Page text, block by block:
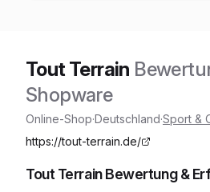
Tout Terrain
Shopware
Online-Shop·Deutschland·Sport &
https://tout-terrain.de/
Tout TerrainBewertung &